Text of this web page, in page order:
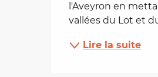
l'Aveyron en
vallées du Lot et
Lire la suite